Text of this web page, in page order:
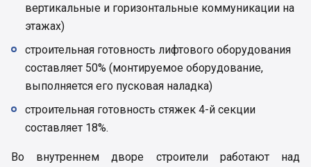
вертикальные и горизонтальные коммуникации на
этажах)
строительная готовность лифтового оборудования
составляет 50% (монтируемое оборудование,
выполняется его пусковая наладка)
строительная готовность стяжек 4-й секции
составляет 18%.
Во внутреннем дворе строители работают над